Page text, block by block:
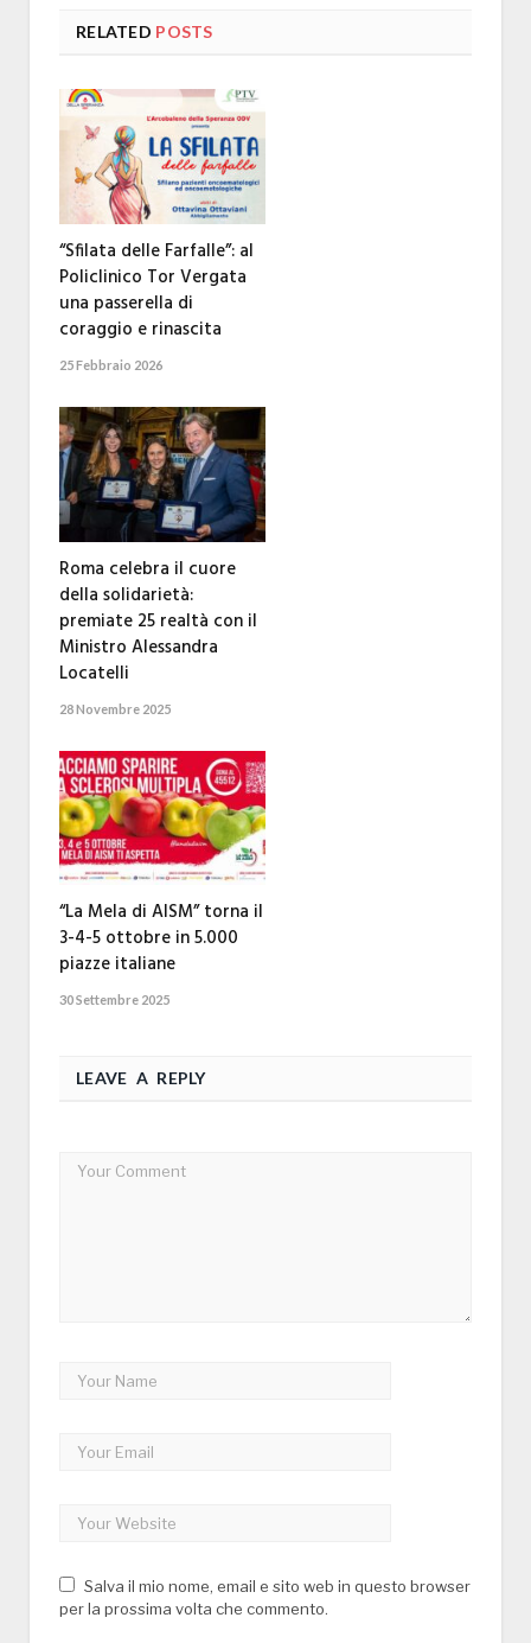
RELATED POSTS
“Sfilata delle Farfalle”: al
Policlinico Tor Vergata
una passerella di
coraggio e rinascita
25 Febbraio 2026
Roma celebra il cuore
della solidarietà:
premiate 25 realtà con il
Ministro Alessandra
Locatelli
28 Novembre 2025
“La Mela di AISM” torna il
3-4-5 ottobre in 5.000
piazze italiane
30 Settembre 2025
LEAVE A REPLY
Salva il mio nome, email e sito web in questo browser
per la prossima volta che commento.